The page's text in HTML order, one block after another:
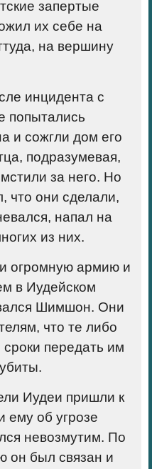
запертые
их себе на
на вершину
инцидента с
попытались
и сожгли дом его
подразумевая,
за него. Но
что они сделали,
напал на
из них.
огромную армию и
в Иудейском
Шимшон. Они
что те либо
передать им
Иудеи пришли к
ему об угрозе
невозмутим. По
он был связан и